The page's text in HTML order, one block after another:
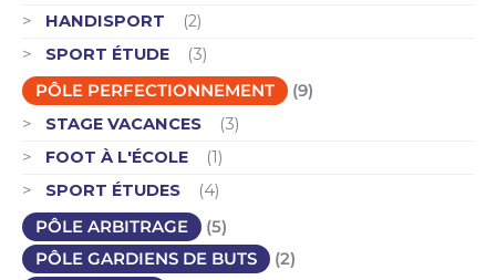
HANDISPORT
(2)
SPORT ÉTUDE
(3)
PÔLE PERFECTIONNEMENT
(9)
STAGE VACANCES
(3)
FOOT À L'ÉCOLE
(1)
SPORT ÉTUDES
(4)
PÔLE ARBITRAGE
(5)
PÔLE GARDIENS DE BUTS
(2)